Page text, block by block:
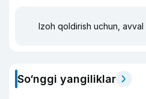
Izoh qoldirish uchun, avval
So‘nggi yangiliklar